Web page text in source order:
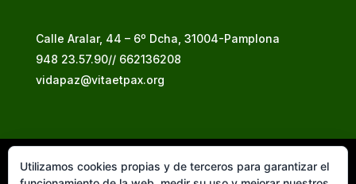
Calle Aralar, 44 – 6º Dcha, 31004-Pamplona
948 23.57.90// 662136208
vidapaz@vitaetpax.org
Vita et Pax, 2025
Utilizamos cookies propias y de terceros para garantizar el